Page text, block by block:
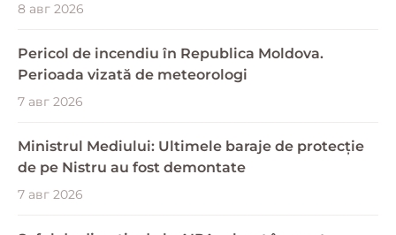
8 авг 2026
Pericol de incendiu în Republica Moldova.
Perioada vizată de meteorologi
7 авг 2026
Ministrul Mediului: Ultimele baraje de protecție
de pe Nistru au fost demontate
7 авг 2026